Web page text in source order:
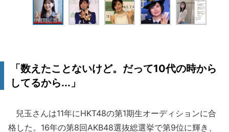
「数えたことないけど。だって10代の時から
してるから...」
兒玉さんは11年にHKT48の第1期生オーディションに合
格した。16年の第8回AKB48選抜総選挙で第9位に輝き、